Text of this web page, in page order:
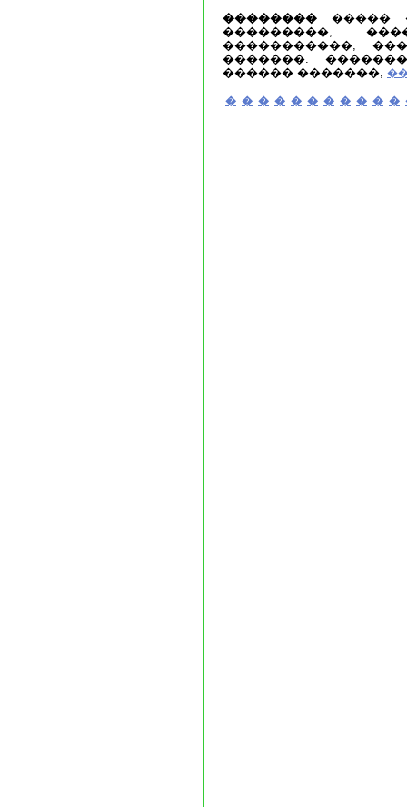
�������� �����
���������,
�����������,
�������.
������ �������,
� � � � � � � � � � �